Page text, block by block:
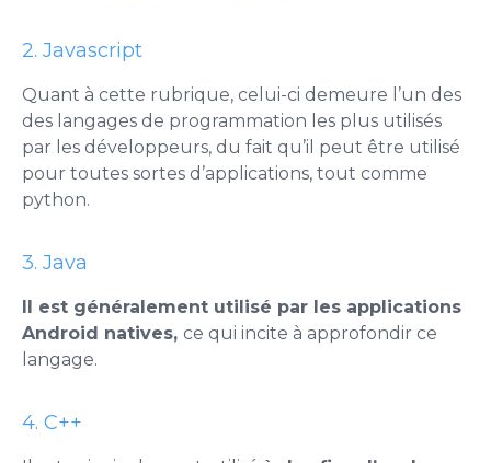
2. Javascript
Quant à cette rubrique, celui-ci demeure l’un des
des langages de programmation les plus utilisés
par les développeurs, du fait qu’il peut être utilisé
pour toutes sortes d’applications, tout comme
python.
3. Java
Il est généralement utilisé par les applications
Android natives, ce qui incite à approfondir ce
langage.
4. C++